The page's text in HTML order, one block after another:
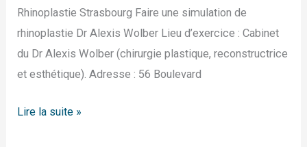
Rhinoplastie Strasbourg Faire une simulation de
rhinoplastie Dr Alexis Wolber Lieu d’exercice : Cabinet
du Dr Alexis Wolber (chirurgie plastique, reconstructrice
et esthétique). Adresse : 56 Boulevard
Lire la suite »